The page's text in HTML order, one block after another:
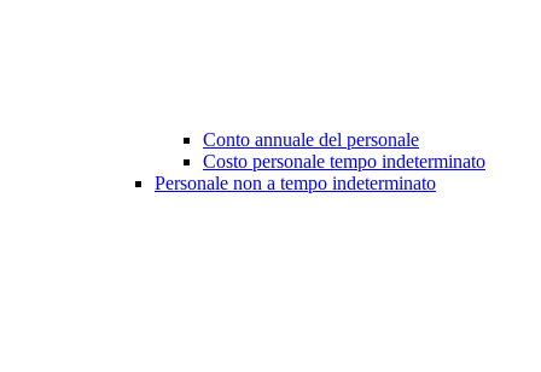
Conto annuale del personale
Costo personale tempo indeterminato
Personale non a tempo indeterminato